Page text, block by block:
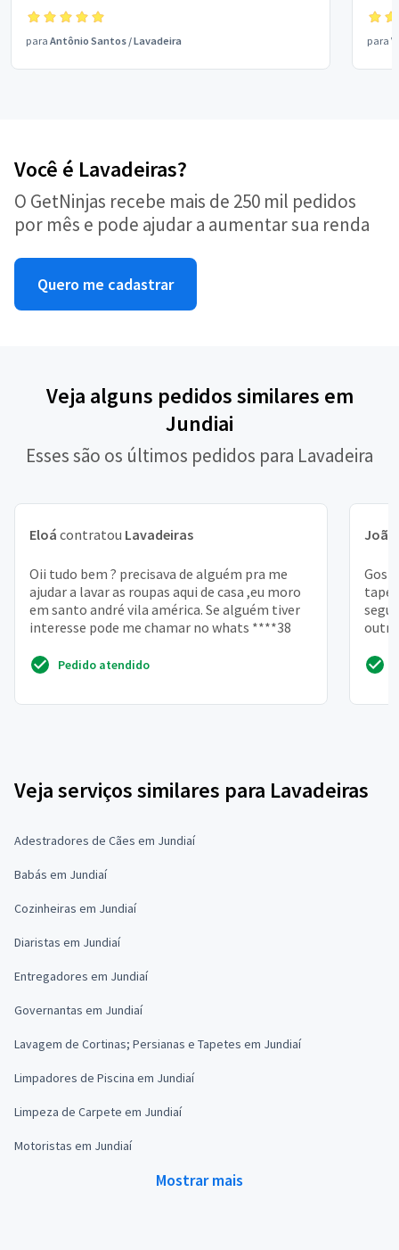
para Antônio Santos /Lavadeira para
Você é Lavadeiras?
O GetNinjas recebe mais de 250 mil pedidos
por mês e pode ajudar a aumentar sua renda
Quero me cadastrar
Veja alguns pedidos similares em
Jundiai
Esses são os últimos pedidos para Lavadeira
Eloá contratou Lavadeiras
Oii tudo bem ? precisava de alguém pra me
ajudar a lavar as roupas aqui de casa ,eu moro
em santo andré vila américa. Se alguém tiver
interesse pode me chamar no whats ****38
Pedido atendido
outro
Veja serviços similares para Lavadeiras
Adestradores de Cães em Jundiaí
Babás em Jundiaí
Cozinheiras em Jundiaí
Diaristas em Jundiaí
Entregadores em Jundiaí
Governantas em Jundiaí
Lavagem de Cortinas; Persianas e Tapetes em Jundiaí
Limpadores de Piscina em Jundiaí
Limpeza de Carpete em Jundiaí
Motoristas em Jundiaí
Mostrar mais